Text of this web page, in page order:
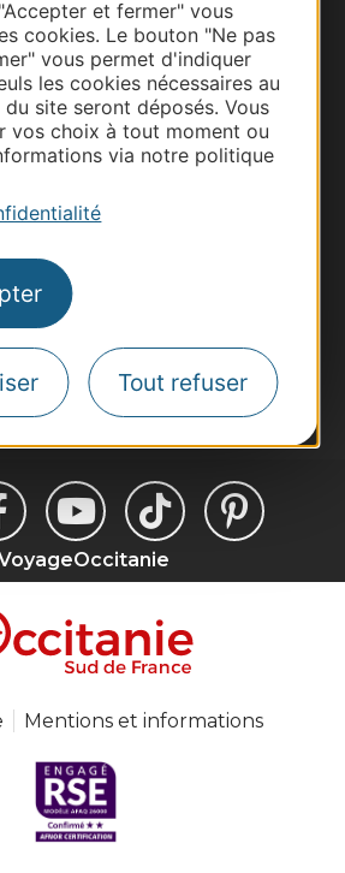
et fermer" vous
cookies. Le bouton "Ne pas
vous permet d'indiquer
les cookies nécessaires au
site seront déposés. Vous
vos choix à tout moment ou
via notre politique
Tout refuser
lettre d'information
pour recevoir des
Mentions et informations